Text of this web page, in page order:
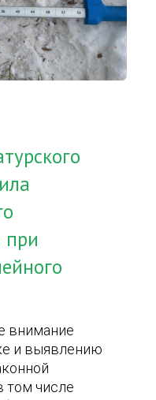
при
внимание
и выявлению
том числе